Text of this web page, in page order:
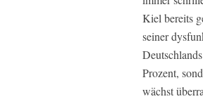
Kiel bereits
seiner
Prozent,
wächst